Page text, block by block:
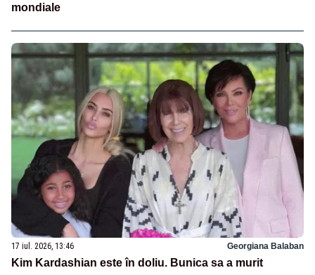
mondiale
17 iul. 2026, 13:46 Georgiana Balaban
Kim Kardashian este în doliu. Bunica sa a murit